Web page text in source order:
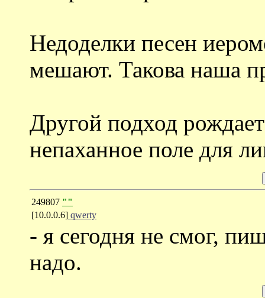
Недоделки песен
мешают. Такова наша
Другой подход
непаханное поле для
249807 ""
[10.0.0.6] qwerty
- я сегодня не смог,
надо.